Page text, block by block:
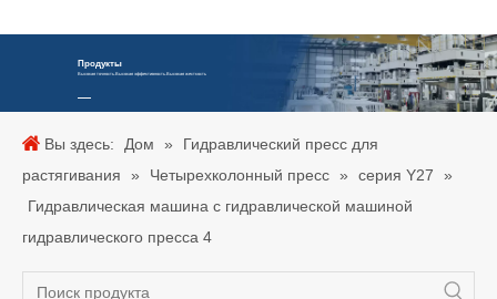
Продукты
Высокая точность.Высокая эффективность.Высокая жесткость
Вы здесь: Дом »
Гидравлический пресс для
растягивания
» Четырехколонный пресс » серия Y27
»
Гидравлическая машина с гидравлической машиной
гидравлического пресса 4